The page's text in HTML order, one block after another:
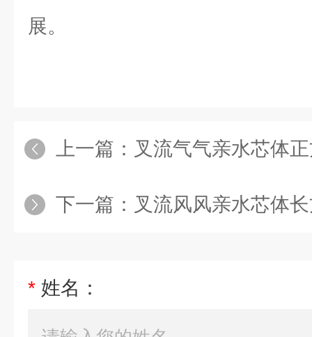
展。
上一篇： 叉流气气亲水芯体
下一篇： 叉流风风亲水芯体
* 姓名：